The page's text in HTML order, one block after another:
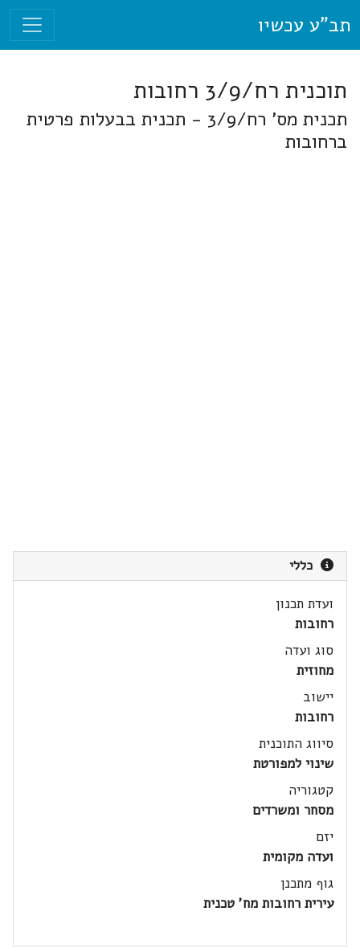
תב"ע עכשיו
תוכנית רח/3/9 רחובות
תכנית מס' רח/3/9 - תכנית בבעלות פרטית
ברחובות
כללי
ועדת תכנון
רחובות
סוג ועדה
מחוזית
יישוב
רחובות
סיווג התוכנית
שינוי למפורטת
קטגוריה
מסחר ומשרדים
יזם
ועדה מקומית
גוף מתכנן
עירית רחובות מח' טכנית